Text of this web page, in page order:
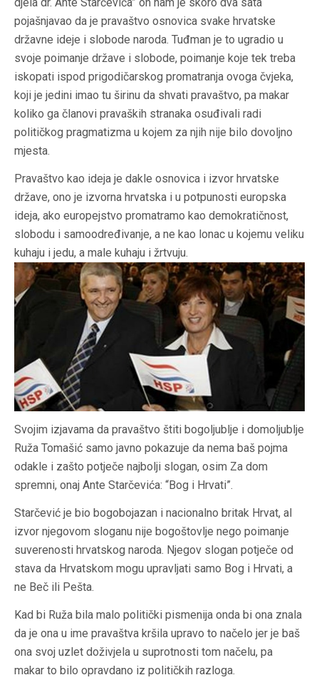
pojašnjavao da je pravaštvo osnovica svake hrvatske
državne ideje i slobode naroda. Tuđman je to ugradio u
svoje poimanje države i slobode, poimanje koje tek treba
iskopati ispod prigodičarskog promatranja ovoga čvjeka,
koji je jedini imao tu širinu da shvati pravaštvo, pa makar
koliko ga članovi pravaških stranaka osuđivali radi
političkog pragmatizma u kojem za njih nije bilo dovoljno
mjesta.
Pravaštvo kao ideja je dakle osnovica i izvor hrvatske
države, ono je izvorna hrvatska i u potpunosti europska
ideja, ako europejstvo promatramo kao demokratičnost,
slobodu i samoodređivanje, a ne kao lonac u kojemu veliku
kuhaju i jedu, a male kuhaju i žrtvuju.
Svojim izjavama da pravaštvo štiti bogoljublje i domoljublje
Ruža Tomašić samo javno pokazuje da nema baš pojma
odakle i zašto potječe najbolji slogan, osim Za dom
spremni, onaj Ante Starčevića: “Bog i Hrvati”.
Starčević je bio bogobojazan i nacionalno britak Hrvat, al
izvor njegovom sloganu nije bogoštovlje nego poimanje
suverenosti hrvatskog naroda. Njegov slogan potječe od
stava da Hrvatskom mogu upravljati samo Bog i Hrvati, a
ne Beč ili Pešta.
Kad bi Ruža bila malo politički pismenija onda bi ona znala
da je ona u ime pravaštva kršila upravo to načelo jer je baš
ona svoj uzlet doživjela u suprotnosti tom načelu, pa
makar to bilo opravdano iz političkih razloga.